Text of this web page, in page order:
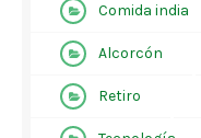
Comida india
Alcorcón
Retiro